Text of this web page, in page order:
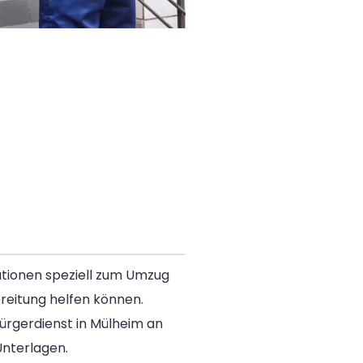
speziell zum Umzug
helfen können.
in Mülheim an